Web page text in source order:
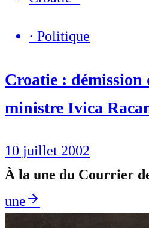
· Politique
Croatie : démission
ministre Ivica
10 juillet 2002
À la une du Courrier
une